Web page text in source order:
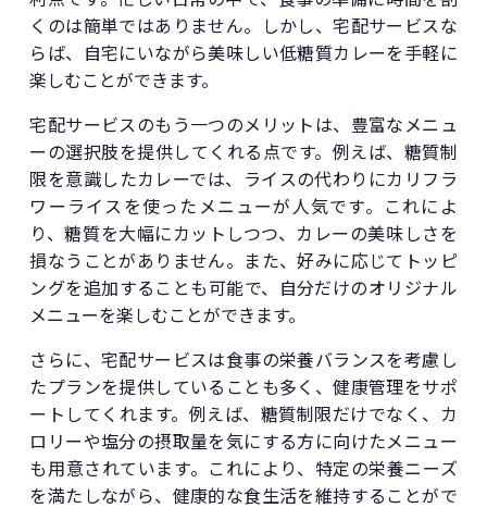
くのは簡単ではありません。しかし、宅配サービスな
らば、自宅にいながら美味しい低糖質カレーを手軽に
楽しむことができます。
宅配サービスのもう一つのメリットは、豊富なメニュ
ーの選択肢を提供してくれる点です。例えば、糖質制
限を意識したカレーでは、ライスの代わりにカリフラ
ワーライスを使ったメニューが人気です。これによ
り、糖質を大幅にカットしつつ、カレーの美味しさを
損なうことがありません。また、好みに応じてトッピ
ングを追加することも可能で、自分だけのオリジナル
メニューを楽しむことができます。
さらに、宅配サービスは食事の栄養バランスを考慮し
たプランを提供していることも多く、健康管理をサポ
ートしてくれます。例えば、糖質制限だけでなく、カ
ロリーや塩分の摂取量を気にする方に向けたメニュー
も用意されています。これにより、特定の栄養ニーズ
を満たしながら、健康的な食生活を維持することがで